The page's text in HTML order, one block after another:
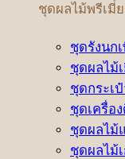
ชุดผลไม้พรีเมี่
ชุดรังนก
ชุดผลไม้
ชุดกระเ
ชุดเครื่อ
ชุดผลไม้
ชุดผลไม้